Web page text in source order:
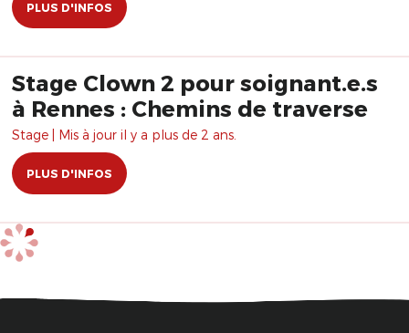
PLUS D'INFOS
Stage Clown 2 pour soignant.e.s
à Rennes : Chemins de traverse
Stage | Mis à jour il y a plus de 2 ans.
PLUS D'INFOS